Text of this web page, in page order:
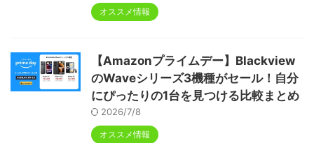
オススメ情報
【Amazonプライムデー】Blackview
のWaveシリーズ3機種がセール！自分
にぴったりの1台を見つける比較まとめ
2026/7/8
オススメ情報